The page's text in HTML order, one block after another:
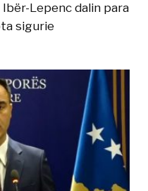
Lepenc dalin para
sigurie